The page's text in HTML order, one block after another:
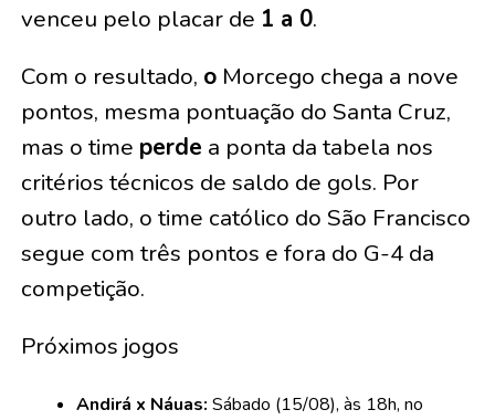
venceu pelo placar de 1 a 0.
Com o resultado, oMorcego chega a nove
pontos, mesma pontuação do Santa Cruz,
mas o time perde a ponta da tabela nos
critérios técnicos de saldo de gols. Por
outro lado, o time católico do São Francisco
segue com três pontos e fora do G-4 da
competição.
Próximos jogos
Andirá x Náuas: Sábado (15/08), às 18h, no